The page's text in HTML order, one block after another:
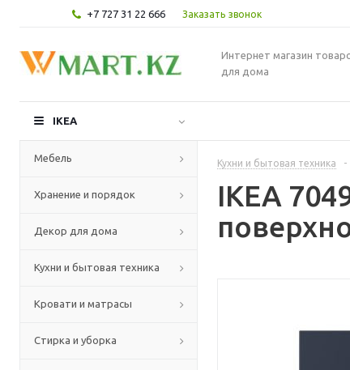
+7 727 31 22 666 Заказать звонок
Интернет магазин
для дома
IKEA
Мебель
Хранение и порядок
Декор для дома
Кухни и бытовая техника
Кровати и матрасы
Стирка и уборка
Кухни и бытовая техника -
IKEA